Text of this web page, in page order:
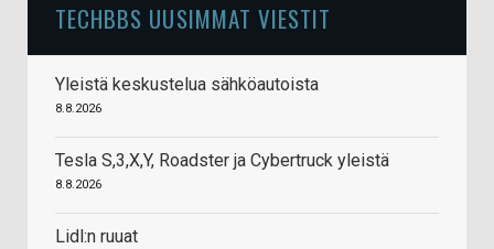
TECHBBS UUSIMMAT VIESTIT
Yleistä keskustelua sähköautoista
8.8.2026
Tesla S,3,X,Y, Roadster ja Cybertruck yleistä
8.8.2026
Lidl:n ruuat